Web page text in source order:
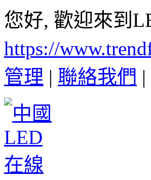
您好, 歡迎來到
https://
管理 | 聯絡我們 |